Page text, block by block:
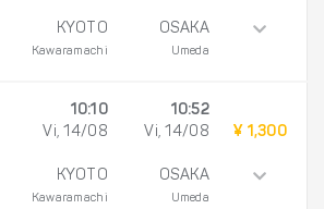
KYOTO
Kawaramachi
OSAKA
Umeda
10:10
Vi, 14/08
KYOTO
Kawaramachi
10:52
Vi, 14/08
OSAKA
Umeda
¥ 1,300